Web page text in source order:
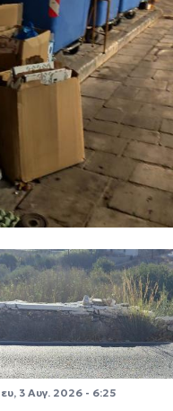
3 Αυγ. 2026 - 6:25